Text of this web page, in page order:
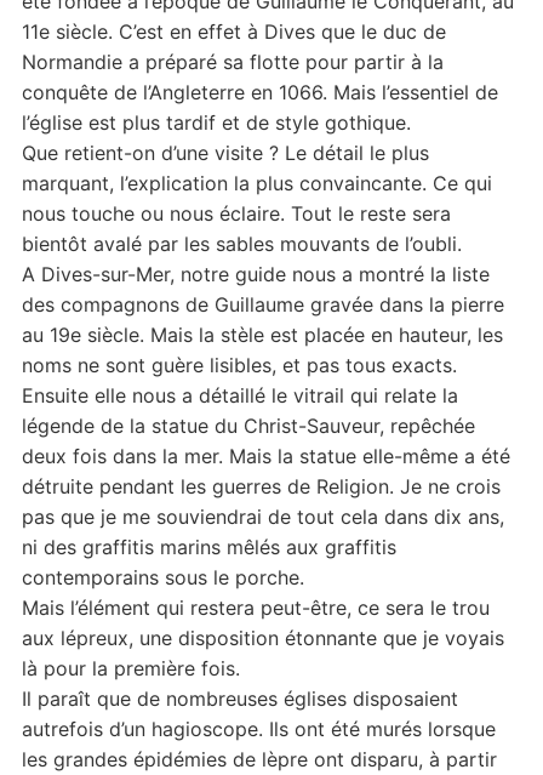
11e siècle. C’est en effet à Dives que le duc de
Normandie a préparé sa flotte pour partir à la
conquête de l’Angleterre en 1066. Mais l’essentiel de
l’église est plus tardif et de style gothique.
Que retient-on d’une visite ? Le détail le plus
marquant, l’explication la plus convaincante. Ce qui
nous touche ou nous éclaire. Tout le reste sera
bientôt avalé par les sables mouvants de l’oubli.
A Dives-sur-Mer, notre guide nous a montré la liste
des compagnons de Guillaume gravée dans la pierre
au 19e siècle. Mais la stèle est placée en hauteur, les
noms ne sont guère lisibles, et pas tous exacts.
Ensuite elle nous a détaillé le vitrail qui relate la
légende de la statue du Christ-Sauveur, repêchée
deux fois dans la mer. Mais la statue elle-même a été
détruite pendant les guerres de Religion. Je ne crois
pas que je me souviendrai de tout cela dans dix ans,
ni des graffitis marins mêlés aux graffitis
contemporains sous le porche.
Mais l’élément qui restera peut-être, ce sera le trou
aux lépreux, une disposition étonnante que je voyais
là pour la première fois.
Il paraît que de nombreuses églises disposaient
autrefois d’un hagioscope. Ils ont été murés lorsque
les grandes épidémies de lèpre ont disparu, à partir